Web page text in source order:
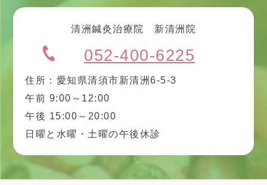
清洲鍼灸治療院 新清洲院
052-400-6225
住所：愛知県清須市新清洲6-5-3
午前 9:00～12:00
午後 15:00～20:00
日曜と水曜・土曜の午後休診